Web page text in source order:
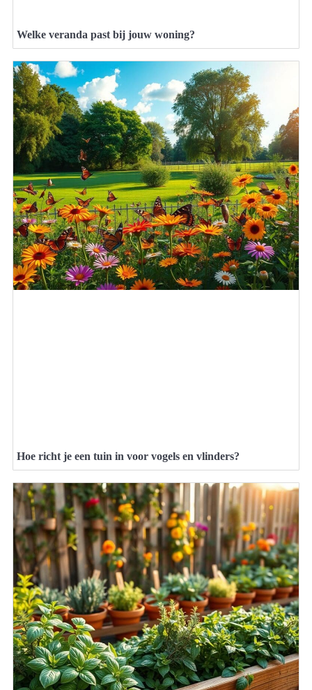
Welke veranda past bij jouw woning?
Hoe richt je een tuin in voor vogels en vlinders?